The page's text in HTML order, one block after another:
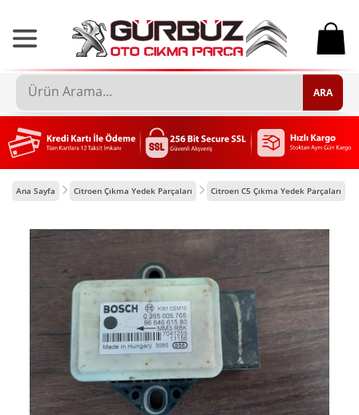
0
ARA
Ana Sayfa Citroen Çıkma Yedek Parçaları Citroen C5 Çıkma Yedek Parçaları